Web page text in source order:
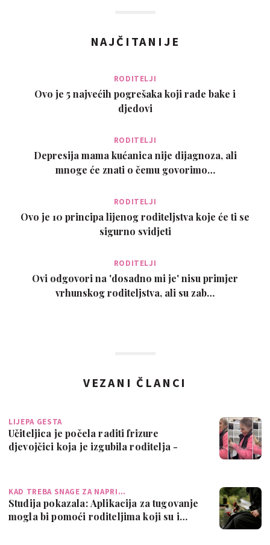
NAJČITANIJE
RODITELJI
Ovo je 5 najvećih pogrešaka koji rade bake i
djedovi
RODITELJI
Depresija mama kućanica nije dijagnoza, ali
mnoge će znati o čemu govorimo…
RODITELJI
Ovo je 10 principa lijenog roditeljstva koje će ti se
sigurno svidjeti
RODITELJI
Ovi odgovori na 'dosadno mi je' nisu primjer
vrhunskog roditeljstva, ali su zab…
VEZANI ČLANCI
LIJEPA GESTA
Učiteljica je počela raditi frizure
djevojčici koja je izgubila roditelja -
KAD TREBA SNAGE ZA NAPRI…
Studija pokazala: Aplikacija za tugovanje
mogla bi pomoći roditeljima koji su i…